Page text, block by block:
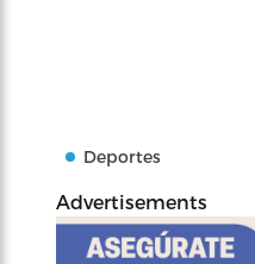
Deportes
Advertisements